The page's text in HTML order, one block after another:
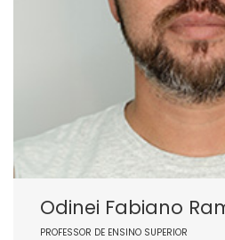
Odinei Fabiano
PROFESSOR DE ENSINO SUPERIOR